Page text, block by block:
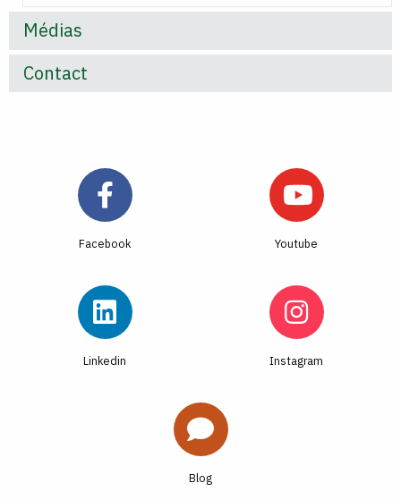
Médias
Contact
Facebook Youtube
Linkedin Instagram
Blog